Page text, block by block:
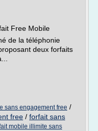
Free Mobile
de la téléphonie
deux forfaits
sans engagement free /
free / forfait sans
mobile illimite sans